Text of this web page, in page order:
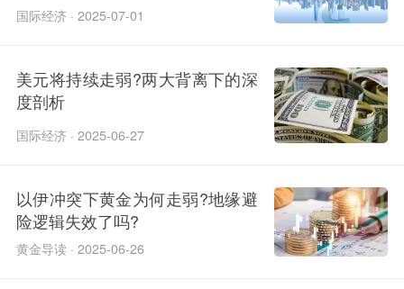
国际经济 · 2025-07-01
美元将持续走弱?两大背离下的深
度剖析
国际经济 · 2025-06-27
以伊冲突下黄金为何走弱?地缘避
险逻辑失效了吗?
黄金导读 · 2025-06-26